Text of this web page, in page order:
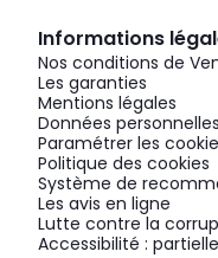
Informations
Nos conditions de
Les garanties
Mentions légales
Données personnelles
Paramétrer les
Politique des cookies
Système de
Les avis en ligne
Lutte contre la
Accessibilité :